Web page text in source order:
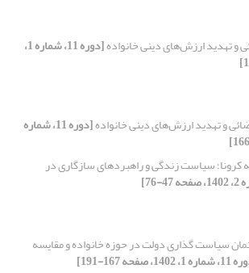
و تهدید ارزش‌های دینی خانواده [دوره 11، شماره 1،
و تهدید ارزش‌های دینی خانواده [دوره 11، شماره
کرونا؛ سیاست زندگی و راهبردهای سازگاری در
سیاست گذاری دولت در حوزه خانواده و مقایسه
صفحه 167-191]